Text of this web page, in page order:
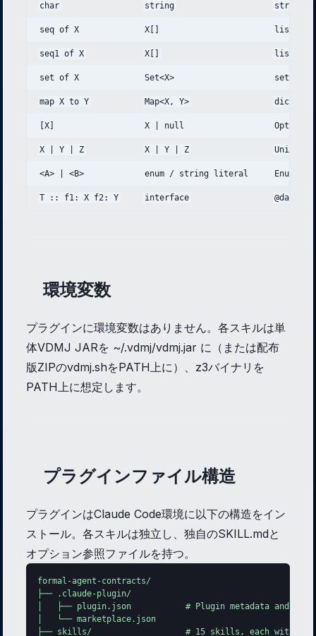
char string str
seq of X X[] list[X]
seq1 of X X[] list[X]
set of X Set<X> set[X]
map X to Y Map<X, Y> dict[X,
[X] X | null
X | Y | Z X | Y | Z
<A> | <B> enum / string literal Enum
T :: f1: X f2: Y interface
環境変数
プラグインに環境変数はありません。各スキルは単
体VDMJ JARを ~/.vdmj/vdmj.jar に（または配布
版ZIPのvdmj.shをPATH上に）、z3バイナリを
PATH上に想定します。
プラグインファイル構造
プラグインはClaude Code環境に以下の構造をイン
ストール。各スキルは独立し、独自のSKILL.mdと
オプション参照ファイルを持つ。
formal-agent-contracts/
├── .claude-plugin/
│   ├── plugin.json           # Plugin metadata and
│   └── marketplace.json
├── skills/                   # 15 skills, each with